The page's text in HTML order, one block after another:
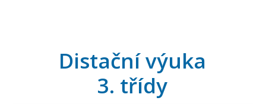
Distační výuka
3. třídy